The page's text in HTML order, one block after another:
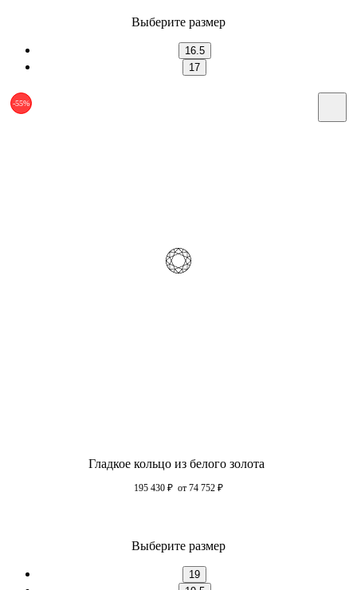
Выберите размер
16.5
17
-55%
Гладкое кольцо из белого золота
195 430 ₽ от 74 752 ₽
Выберите размер
19